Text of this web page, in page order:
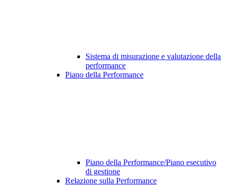
Sistema di misurazione e valutazione della
performance
Piano della Performance
Piano della Performance/Piano esecutivo
di gestione
Relazione sulla Performance